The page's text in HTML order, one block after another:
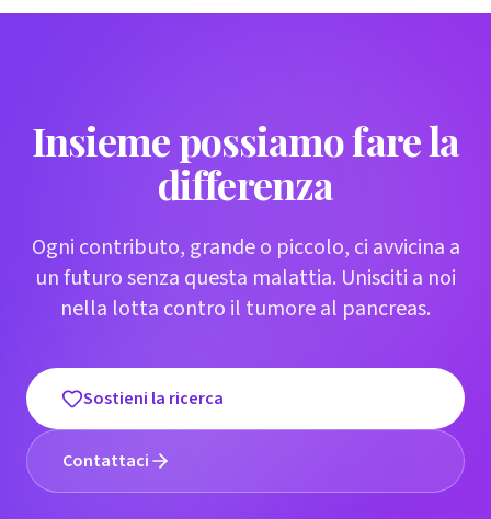
Insieme possiamo fare la
differenza
Ogni contributo, grande o piccolo, ci avvicina a
un futuro senza questa malattia. Unisciti a noi
nella lotta contro il tumore al pancreas.
Sostieni la ricerca
Contattaci